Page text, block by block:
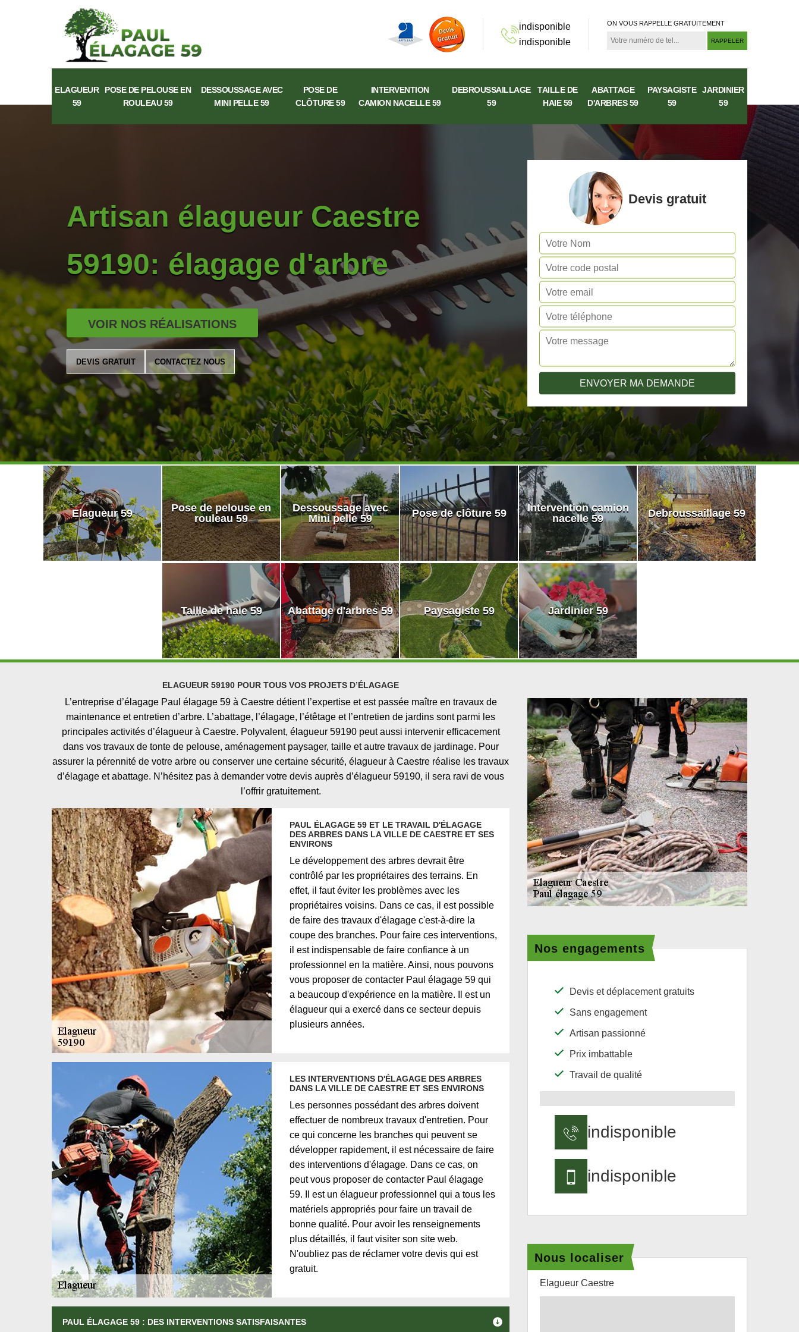
indisponible
indisponible
ON VOUS RAPPELLE GRATUITEMENT
ELAGUEUR
59
POSE DE PELOUSE EN
ROULEAU 59
DESSOUSSAGE AVEC
MINI PELLE 59
POSE DE
CLÔTURE 59
INTERVENTION
CAMION NACELLE 59
DEBROUSSAILLAGE
59
TAILLE DE
HAIE 59
ABATTAGE
D'ARBRES 59
PAYSAGISTE
59
JARDINIER
59
Artisan élagueur Caestre
59190: élagage d'arbre
VOIR NOS RÉALISATIONS
DEVIS GRATUIT CONTACTEZ NOUS
Devis gratuit
Elagueur 59
Pose de pelouse en
rouleau 59
Dessoussage avec
Mini pelle 59
Pose de clôture 59
Intervention camion
nacelle 59
Debroussaillage 59
Taille de haie 59 Abattage d'arbres 59 Paysagiste 59 Jardinier 59
ELAGUEUR 59190 POUR TOUS VOS PROJETS D’ÉLAGAGE
L’entreprise d’élagage Paul élagage 59 à Caestre détient l’expertise et est passée maître en travaux de
maintenance et entretien d’arbre. L’abattage, l’élagage, l’étêtage et l’entretien de jardins sont parmi les
principales activités d’élagueur à Caestre. Polyvalent, élagueur 59190 peut aussi intervenir efficacement
dans vos travaux de tonte de pelouse, aménagement paysager, taille et autre travaux de jardinage. Pour
assurer la pérennité de votre arbre ou conserver une certaine sécurité, élagueur à Caestre réalise les travaux
d’élagage et abattage. N’hésitez pas à demander votre devis auprès d’élagueur 59190, il sera ravi de vous
l’offrir gratuitement.
PAUL ÉLAGAGE 59 ET LE TRAVAIL D'ÉLAGAGE
DES ARBRES DANS LA VILLE DE CAESTRE ET SES
ENVIRONS
Le développement des arbres devrait être
contrôlé par les propriétaires des terrains. En
effet, il faut éviter les problèmes avec les
propriétaires voisins. Dans ce cas, il est possible
de faire des travaux d'élagage c'est-à-dire la
coupe des branches. Pour faire ces interventions,
il est indispensable de faire confiance à un
professionnel en la matière. Ainsi, nous pouvons
vous proposer de contacter Paul élagage 59 qui
a beaucoup d'expérience en la matière. Il est un
élagueur qui a exercé dans ce secteur depuis
plusieurs années.
LES INTERVENTIONS D'ÉLAGAGE DES ARBRES
DANS LA VILLE DE CAESTRE ET SES ENVIRONS
Les personnes possédant des arbres doivent
effectuer de nombreux travaux d'entretien. Pour
ce qui concerne les branches qui peuvent se
développer rapidement, il est nécessaire de faire
des interventions d'élagage. Dans ce cas, on
peut vous proposer de contacter Paul élagage
59. Il est un élagueur professionnel qui a tous les
matériels appropriés pour faire un travail de
bonne qualité. Pour avoir les renseignements
plus détaillés, il faut visiter son site web.
N'oubliez pas de réclamer votre devis qui est
gratuit.
PAUL ÉLAGAGE 59 : DES INTERVENTIONS SATISFAISANTES
Nos engagements
Devis et déplacement gratuits
Sans engagement
Artisan passionné
Prix imbattable
Travail de qualité
indisponible
indisponible
Nous localiser
Elagueur Caestre